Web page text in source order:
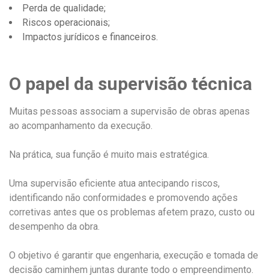
Perda de qualidade;
Riscos operacionais;
Impactos jurídicos e financeiros.
O papel da supervisão técnica
Muitas pessoas associam a supervisão de obras apenas
ao acompanhamento da execução.
Na prática, sua função é muito mais estratégica.
Uma supervisão eficiente atua antecipando riscos,
identificando não conformidades e promovendo ações
corretivas antes que os problemas afetem prazo, custo ou
desempenho da obra.
O objetivo é garantir que engenharia, execução e tomada de
decisão caminhem juntas durante todo o empreendimento.